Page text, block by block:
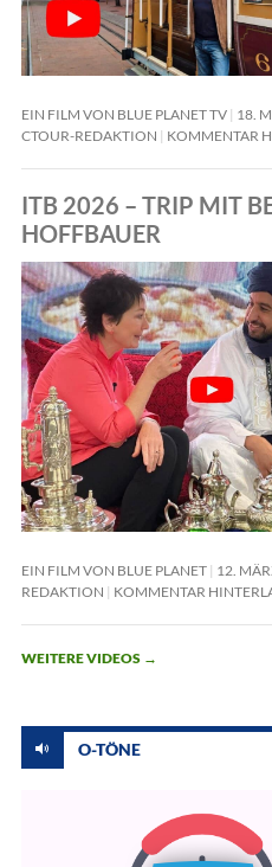
EIN FILM VON BLUE PLANET TV 18.
CTOUR-REDAKTION
KOMMENTAR
ITB 2026 – TRIP MIT
HOFFBAUER
EIN FILM VON BLUE PLANET 12.
REDAKTION
KOMMENTAR
WEITERE VIDEOS →
O-TÖNE